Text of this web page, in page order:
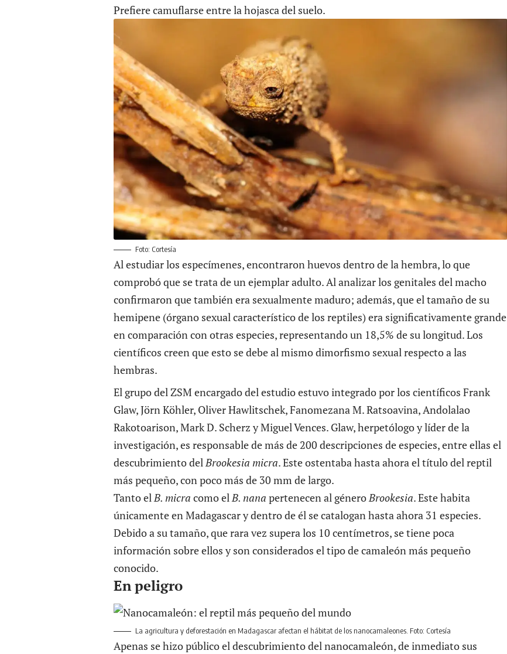
Prefiere camuflarse entre la hojasca del suelo.
Foto: Cortesía
Al estudiar los especímenes, encontraron huevos dentro de la hembra, lo que
comprobó que se trata de un ejemplar adulto. Al analizar los genitales del macho
confirmaron que también era sexualmente maduro; además, que el tamaño de su
hemipene (órgano sexual característico de los reptiles) era significativamente grande
en comparación con otras especies, representando un 18,5% de su longitud. Los
científicos creen que esto se debe al mismo dimorfismo sexual respecto a las
hembras.
El grupo del ZSM encargado del estudio estuvo integrado por los científicos Frank
Glaw, Jörn Köhler, Oliver Hawlitschek, Fanomezana M. Ratsoavina, Andolalao
Rakotoarison, Mark D. Scherz y Miguel Vences. Glaw, herpetólogo y líder de la
investigación, es responsable de más de 200 descripciones de especies, entre ellas el
descubrimiento delBrookesia micra. Este ostentaba hasta ahora el título del reptil
más pequeño, con poco más de 30 mm de largo.
Tanto elB. micra como elB. nana pertenecen al géneroBrookesia. Este habita
únicamente en Madagascar y dentro de él se catalogan hasta ahora 31 especies.
Debido a su tamaño, que rara vez supera los 10 centímetros, se tiene poca
información sobre ellos y son considerados el tipo de camaleón más pequeño
conocido.
En peligro
La agricultura y deforestación en Madagascar afectan el hábitat de los nanocamaleones. Foto: Cortesía
Apenas se hizo público el descubrimiento del nanocamaleón, de inmediato sus